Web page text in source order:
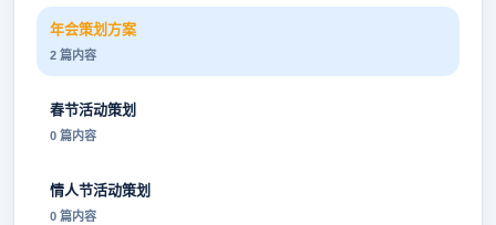
年会策划方案
2 篇内容
春节活动策划
0 篇内容
情人节活动策划
0 篇内容